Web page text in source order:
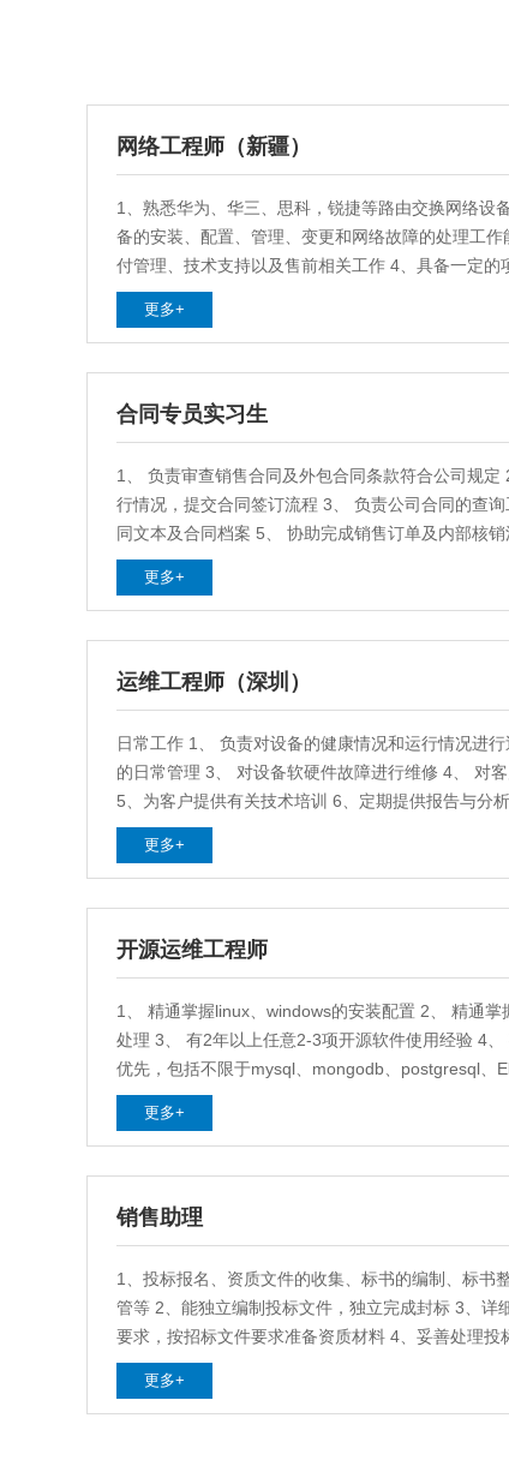
网络工程师（新疆）
1、熟悉华为、华三、思科，锐捷等路由交换网络设
备的安装、配置、管理、变更和网络故障的处理工
付管理、技术支持以及售前相关工作 4、具备一定的
力，项目相关文档的编写能力 5、具备良好的沟通交
通汇报并处理网络中遇到的各种问题
更多+
合同专员实习生
1、 负责审查销售合同及外包合同条款符合公司规定
行情况，提交合同签订流程 3、 负责公司合同的查
同文本及合同档案 5、 协助完成销售订单及内部核
协调工作 7、完成部门经理交派的其他工作
更多+
运维工程师（深圳）
日常工作 1、 负责对设备的健康情况和运行情况进
的日常管理 3、 对设备软硬件故障进行维修 4、 对
5、为客户提供有关技术培训 6、定期提供报告与分
配合销售完成售前支持
更多+
开源运维工程师
1、 精通掌握linux、windows的安装配置 2、 精通
处理 3、 有2年以上任意2-3项开源软件使用经验 4
优先，包括不限于mysql、mongodb、postgresql、
5、 熟练掌握1-2门中间件优先，包括不限于tomcat
kafka，flink，flume，nifi，logstash、nacos
更多+
销售助理
1、投标报名、资质文件的收集、标书的编制、标书
管等 2、能独立编制投标文件，独立完成封标 3、详
要求，按招标文件要求准备资质材料 4、妥善处理投
投标项目全过程，确保投标任务的完成及后续中标通
扬信等资料的收集 5、负责与公司相关部门积极协调
更多+